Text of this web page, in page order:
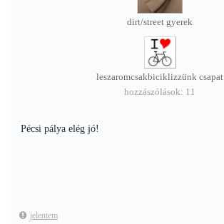
dirt/street gyerek
leszaromcsakbiciklizzünk csapat
hozzászólások: 11
Pécsi pálya elég jó!
jelentem